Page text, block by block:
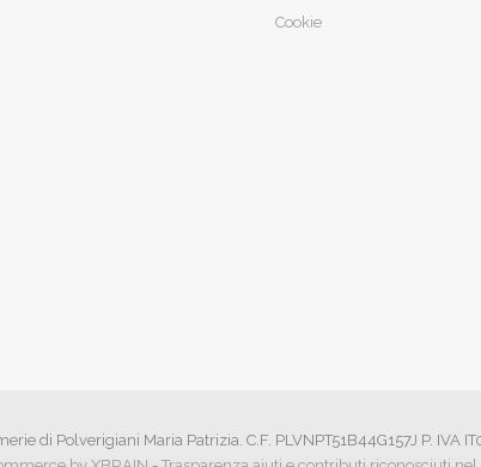
Cookie
di Polverigiani Maria Patrizia. C.F. PLVNPT51B44G157J P. IVA